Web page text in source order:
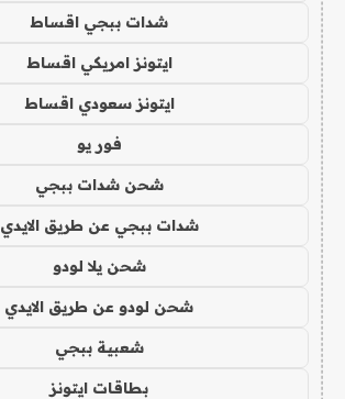
شدات ببجي اقساط
ايتونز امريكي اقساط
ايتونز سعودي اقساط
فور يو
شحن شدات ببجي
شدات ببجي عن طريق الايدي
شحن يلا لودو
شحن لودو عن طريق الايدي
شعبية ببجي
بطاقات ايتونز